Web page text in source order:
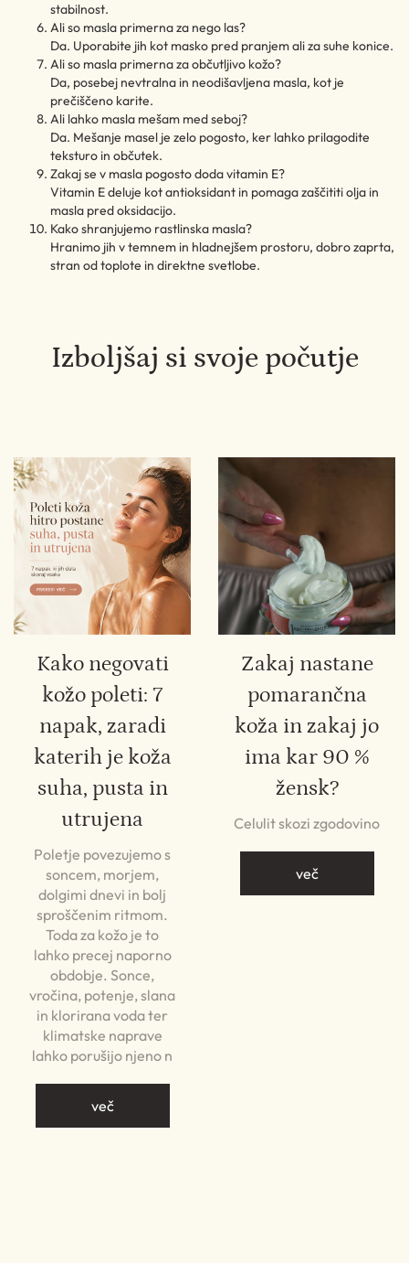
stabilnost.
Ali so masla primerna za nego las?
Da. Uporabite jih kot masko pred pranjem ali za suhe konice.
Ali so masla primerna za občutljivo kožo?
Da, posebej nevtralna in neodišavljena masla, kot je
prečiščeno karite.
Ali lahko masla mešam med seboj?
Da. Mešanje masel je zelo pogosto, ker lahko prilagodite
teksturo in občutek.
Zakaj se v masla pogosto doda vitamin E?
Vitamin E deluje kot antioksidant in pomaga zaščititi olja in
masla pred oksidacijo.
Kako shranjujemo rastlinska masla?
Hranimo jih v temnem in hladnejšem prostoru, dobro zaprta,
stran od toplote in direktne svetlobe.
Izboljšaj si svoje počutje
Kako negovati
kožo poleti: 7
napak, zaradi
katerih je koža
suha, pusta in
utrujena
Poletje povezujemo s
soncem, morjem,
dolgimi dnevi in bolj
sproščenim ritmom.
Toda za kožo je to
lahko precej naporno
obdobje. Sonce,
vročina, potenje, slana
in klorirana voda ter
klimatske naprave
lahko porušijo njeno n
več
Zakaj nastane
pomarančna
koža in zakaj jo
ima kar 90 %
žensk?
Celulit skozi zgodovino
več